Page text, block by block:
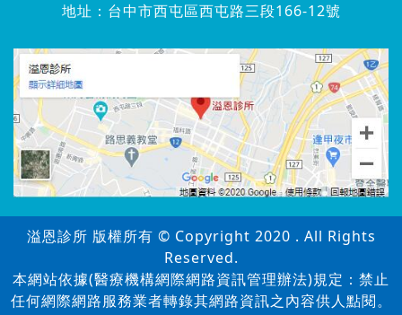
地址： 台中市西屯區西屯路三段166-12號
溢恩診所 版權所有 © Copyright 2020 . All Rights
Reserved.
本網站依據(醫療機構網際網路資訊管理辦法)規定：禁止
任何網際網路服務業者轉錄其網路資訊之內容供人點閱。